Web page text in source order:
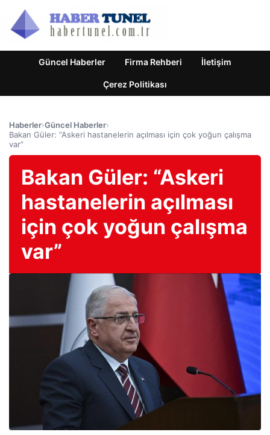
Güncel Haberler Firma Rehberi İletişim
Çerez Politikası
Haberler›Güncel Haberler›
Bakan Güler: “Askeri hastanelerin açılması için çok yoğun çalışma
var”
Bakan Güler: “Askeri
hastanelerin açılması
için çok yoğun çalışma
var”